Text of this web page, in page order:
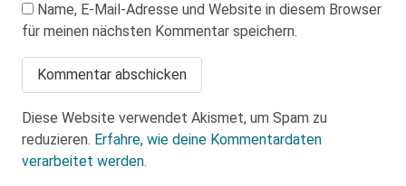
Name, E-Mail-Adresse und Website in diesem Browser
für meinen nächsten Kommentar speichern.
Diese Website verwendet Akismet, um Spam zu
reduzieren. Erfahre, wie deine Kommentardaten
verarbeitet werden.